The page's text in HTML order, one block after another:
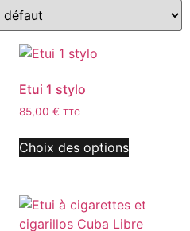
Etui 1 stylo
85,00 € TTC
Choix des options